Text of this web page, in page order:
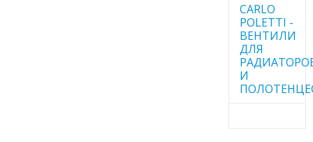
CARLO
POLETTI -
ВЕНТИЛИ
ДЛЯ
И